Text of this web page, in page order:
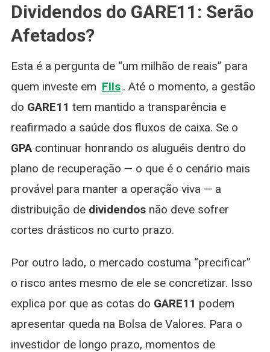
Dividendos do GARE11: Serão
Afetados?
Esta é a pergunta de “um milhão de reais” para
quem investe em FIIs . Até o momento, a gestão
do GARE11 tem mantido a transparência e
reafirmado a saúde dos fluxos de caixa. Se o
GPAcontinuar honrando os aluguéis dentro do
plano de recuperação — o que é o cenário mais
provável para manter a operação viva — a
distribuição de dividendosnão deve sofrer
cortes drásticos no curto prazo.
Por outro lado, o mercado costuma “precificar”
o risco antes mesmo de ele se concretizar. Isso
explica por que as cotas do GARE11 podem
apresentar queda na Bolsa de Valores. Para o
investidor de longo prazo, momentos de